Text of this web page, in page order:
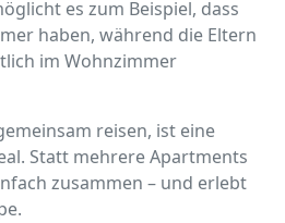
es zum Beispiel, dass
haben, während die Eltern
im Wohnzimmer
reisen, ist eine
Statt mehrere Apartments
zusammen – und erlebt